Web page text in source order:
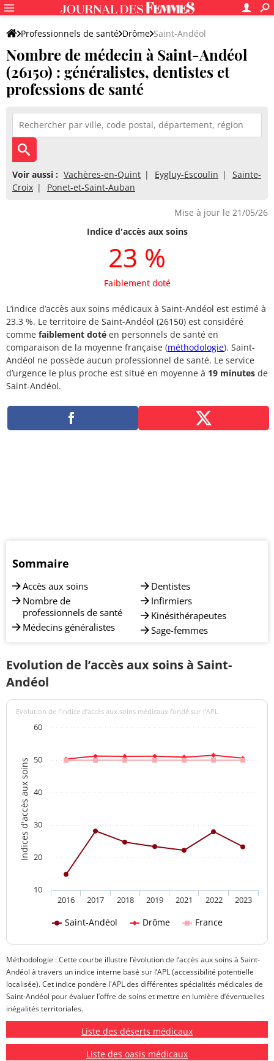
Professionnels de santé Drôme Saint-Andéol
Nombre de médecin à Saint-Andéol
(26150) : généralistes, dentistes et
professions de santé
Voir aussi : Vachères-en-Quint Eygluy-Escoulin
Sainte-
Croix
Ponet-et-Saint-Auban
Mise à jour le 21/05/26
Indice d'accès aux soins
23 %
Faiblement doté
L’indice d’accès aux soins médicaux à Saint-Andéol est estimé à
23.3 %. Le territoire de Saint-Andéol (26150) est considéré
comme faiblement doté en personnels de santé en
comparaison de la moyenne française (méthodologie). Saint-
Andéol ne possède aucun professionnel de santé. Le service
d’urgence le plus proche est situé en moyenne à 19 minutes de
Saint-Andéol.
Sommaire
Accès aux soins
Nombre de
professionnels de santé
Médecins généralistes
Dentistes
Infirmiers
Kinésithérapeutes
Sage-femmes
Evolution de l’accès aux soins à Saint-
Andéol
Indices d'accès aux soins
Evolution de l’indice d’accès aux soins médicaux fondé sur l'APL
Saint-Andéol Drôme France
2016 2017 2018 2019 2021 2022 2023
10
20
30
40
50
60
Méthodologie : Cette courbe illustre l’évolution de l’accès aux soins à Saint-
Andéol à travers un indice interne basé sur l’APL (accessibilité potentielle
localisée). Cet indice pondère l'APL des différentes spécialités médicales de
Saint-Andéol pour évaluer l’offre de soins et mettre en lumière d’éventuelles
inégalités territoriales.
Liste des déserts médicaux
Liste des oasis médicaux